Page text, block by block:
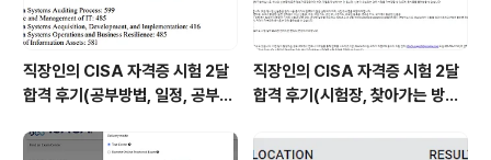
직장인의 CISA 자격증 시험 2달
합격 후기(공부방법, 일정, 공부시
직장인의 CISA 자격증 시험 2달
합격 후기(시험장, 찾아가는 방법,